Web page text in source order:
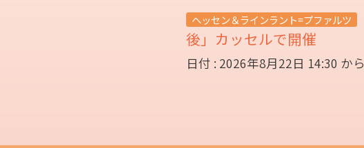
ヘッセン＆ラインラント=プファルツ
後」カッセルで開催
日付 : 2026年8月22日 14:30 から